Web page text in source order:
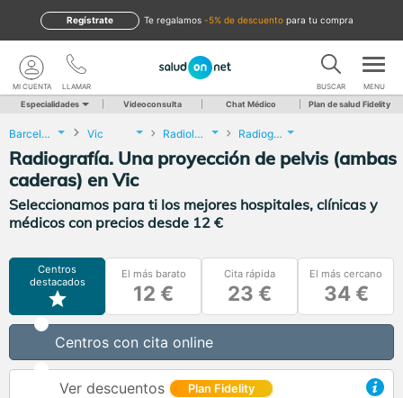
te regalamos -5% de descuento para tu compra
Regístrate
LLAMAR
MI CUENTA BUSCAR MENU
Especialidades Videoconsulta Chat Médico Plan de salud Fidelity
Barcelona Vic Radiología Radiografía. Una proyección de pelvis (ambas caderas)
Radiografía. Una proyección de pelvis (ambas
caderas) en Vic
Seleccionamos para ti los mejores hospitales, clínicas y
médicos con precios desde 12 €
Centros
destacados
El más barato
12 €
Cita rápida
23 €
El más cercano
34 €
Centros con cita online
Ver descuentos Plan Fidelity